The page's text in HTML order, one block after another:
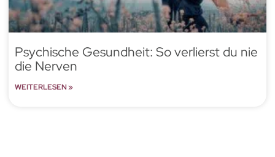
Psychische Gesundheit: So verlierst du nie
die Nerven
WEITERLESEN »